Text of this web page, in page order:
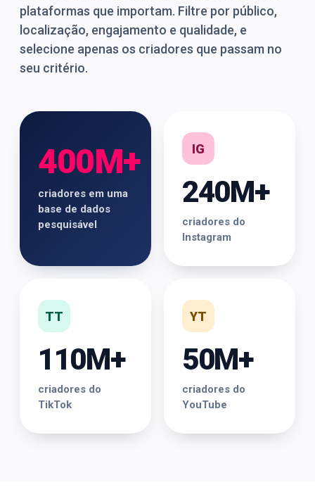
plataformas que importam. Filtre por público,
localização, engajamento e qualidade, e
selecione apenas os criadores que passam no
seu critério.
400M+
criadores em uma
base de dados
pesquisável
IG
240M+
criadores do
Instagram
TT
110M+
criadores do
TikTok
YT
50M+
criadores do
YouTube